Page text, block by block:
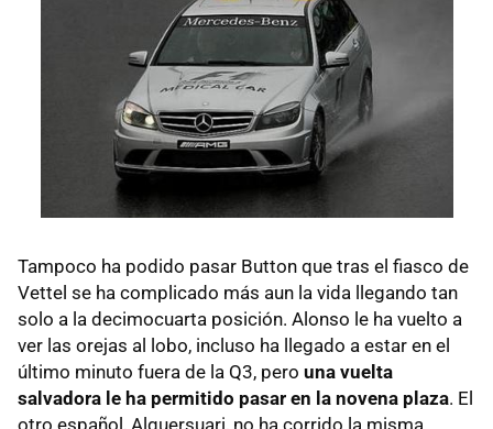
Tampoco ha podido pasar Button que tras el fiasco de
Vettel se ha complicado más aun la vida llegando tan
solo a la decimocuarta posición. Alonso le ha vuelto a
ver las orejas al lobo, incluso ha llegado a estar en el
último minuto fuera de la Q3, pero una vuelta
salvadora le ha permitido pasar en la novena plaza. El